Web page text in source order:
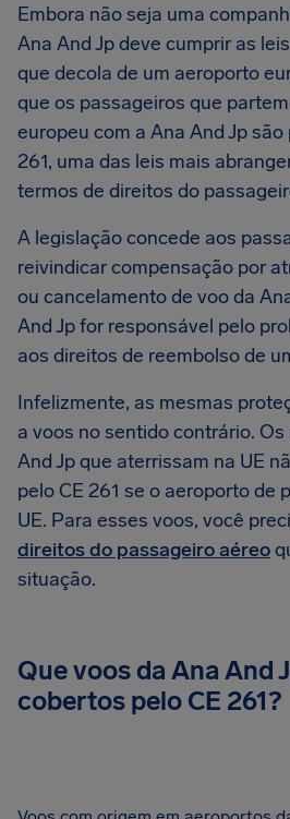
Embora não seja uma
Ana And Jp deve cumprir as
que decola de um aeroporto
que os passageiros que
europeu com a Ana And Jp
261, uma das leis mais
termos de direitos do
A legislação concede aos
reivindicar compensação por
ou cancelamento de voo da
And Jp for responsável pelo
aos direitos de reembolso de
Infelizmente, as mesmas
a voos no sentido contrário.
And Jp que aterrissam na UE
pelo CE 261 se o aeroporto de
UE. Para esses voos, você
direitos do passageiro aéreo
situação.
Que voos da Ana And
cobertos pelo CE 261?